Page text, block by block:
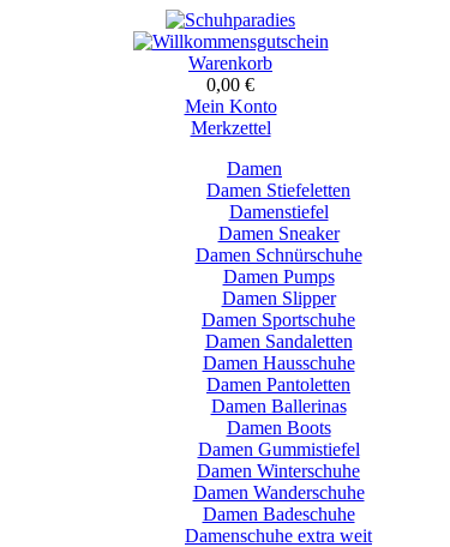
Warenkorb
0,00 €
Mein Konto
Merkzettel
Damen
Damen Stiefeletten
Damenstiefel
Damen Sneaker
Damen Schnürschuhe
Damen Pumps
Damen Slipper
Damen Sportschuhe
Damen Sandaletten
Damen Hausschuhe
Damen Pantoletten
Damen Ballerinas
Damen Boots
Damen Gummistiefel
Damen Winterschuhe
Damen Wanderschuhe
Damen Badeschuhe
Damenschuhe extra weit